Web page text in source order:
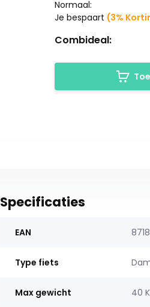
Normaal:
Je bespaart (3%
Combideal:
Specificaties
EAN
Type fiets
Max gewicht 40